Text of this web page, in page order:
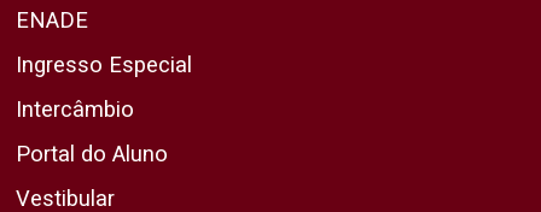
ENADE
Ingresso Especial
Intercâmbio
Portal do Aluno
Vestibular